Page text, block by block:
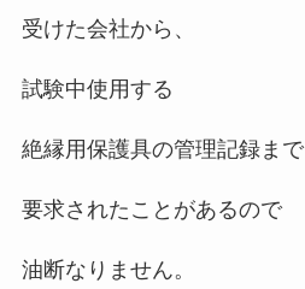
受けた会社から、
試験中使用する
絶縁用保護具の管理記録まで
要求されたことがあるので
油断なりません。